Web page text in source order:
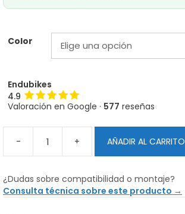
Color
Endubikes
4.9
Valoración en Google · 577 reseñas
-
Guardabarros
Mudwar
cantidad
+ AÑADIR AL CARRITO
¿Dudas sobre compatibilidad o montaje?
Consulta técnica sobre este producto →